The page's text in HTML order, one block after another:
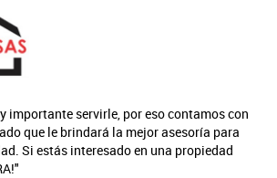
importante servirle, por eso contamos con
que le brindará la mejor asesoría para
Si estás interesado en una propiedad